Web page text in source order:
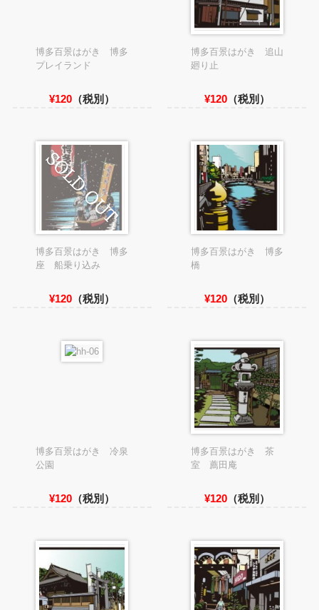
博多百景はがき 博多
プレイランド
¥120 （税別）
博多百景はがき 追山
廻り止
¥120（税別）
博多百景はがき 博多
座 船乗り込み
¥120 （税別）
博多百景はがき 博多
橋
¥120（税別）
博多百景はがき 冷泉
公園
¥120 （税別）
博多百景はがき 茶
室 薦田庵
¥120（税別）